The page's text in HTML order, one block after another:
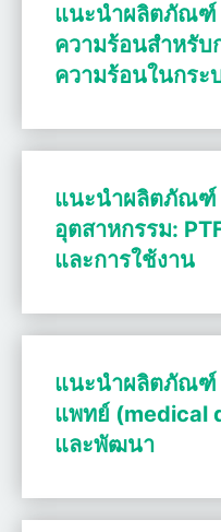
แนะนำผลิตภัณฑ์
ความร้อนสำหรับ
ความร้อนในกระ
แนะนำผลิตภัณฑ์
อุตสาหกรรม:
และการใช้งาน
แนะนำผลิตภัณฑ์
แพทย์ (medical
และพัฒนา